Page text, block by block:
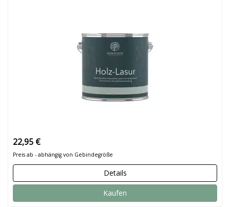
22,95 €
Preis ab - abhängig von Gebindegröße
Details
Kaufen